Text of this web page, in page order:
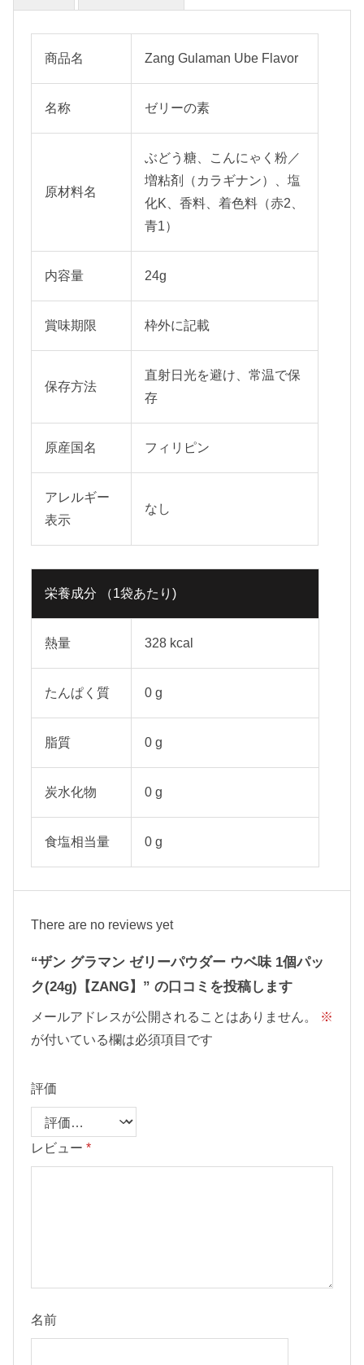
商品名 Zang Gulaman Ube Flavor
名称 ゼリーの素
原材料名
ぶどう糖、こんにゃく粉／
増粘剤（カラギナン）、塩
化K、香料、着色料（赤2、
青1）
内容量 24g
賞味期限 枠外に記載
保存方法
直射日光を避け、常温で保
存
原産国名 フィリピン
アレルギー
表示
なし
栄養成分 （1袋あたり)
熱量 328 kcal
たんぱく質 0 g
脂質 0 g
炭水化物 0 g
食塩相当量 0 g
There are no reviews yet
“ザン グラマン ゼリーパウダー ウベ味 1個パッ
ク(24g)【ZANG】” の口コミを投稿します
メールアドレスが公開されることはありません。
※
が付いている欄は必須項目です
評価
レビュー *
名前